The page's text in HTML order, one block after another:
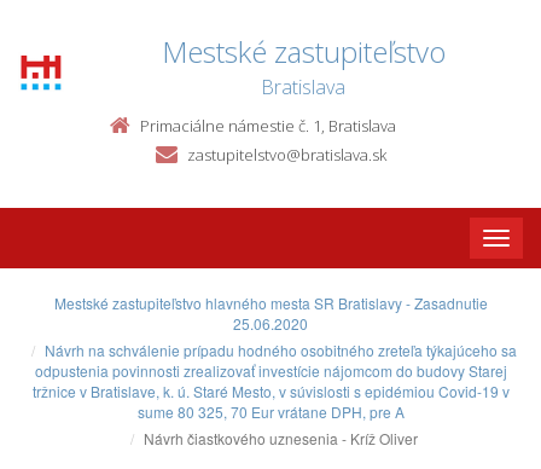
Mestské zastupiteľstvo
Bratislava
Primaciálne námestie č. 1, Bratislava
zastupitelstvo@bratislava.sk
Toggle
Mestské zastupiteľstvo hlavného mesta SR Bratislavy - Zasadnutie
25.06.2020
Návrh na schválenie prípadu hodného osobitného zreteľa týkajúceho sa
odpustenia povinnosti zrealizovať investície nájomcom do budovy Starej
tržnice v Bratislave, k. ú. Staré Mesto, v súvislosti s epidémiou Covid-19 v
sume 80 325, 70 Eur vrátane DPH, pre A
Návrh čiastkového uznesenia - Kríž Oliver